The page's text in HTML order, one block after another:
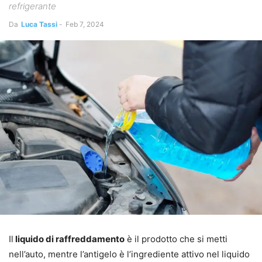
refrigerante
Da Luca Tassi - Feb 7, 2024
Il liquido di raffreddamento è il prodotto che si metti
nell’auto, mentre l’antigelo è l’ingrediente attivo nel liquido